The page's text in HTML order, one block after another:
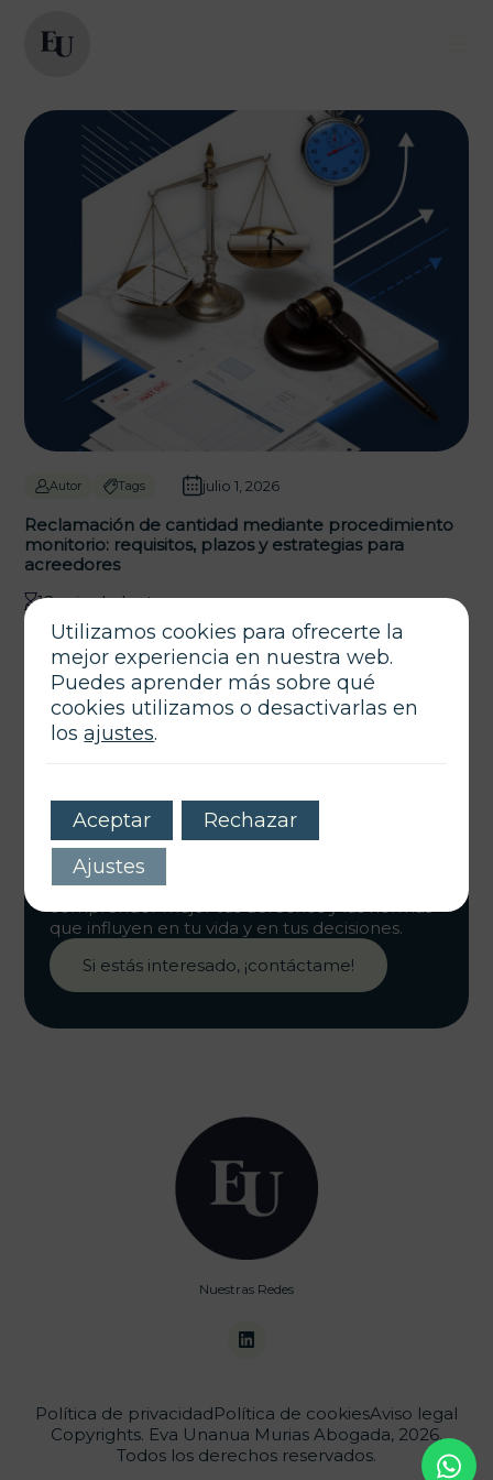
Autor Tags julio 1, 2026
Reclamación de cantidad mediante procedimiento
monitorio: requisitos, plazos y estrategias para
acreedores
12 min de lectura
Actualidad Jurídica
Bienvenido alB log jurídico del Despacho
espacio donde comparto mis conocimientos,
ideas y herramientas legales para ayudarte a
comprender mejor tus derechos y las normas
que influyen en tu vida y en tus decisiones.
Si estás interesado, ¡contáctame!
Nuestras Redes
Copyrights. Eva Unanua Murias Abogada, 2026.
Todos los derechos reservados.
Política de privacidadPolítica de cookiesAviso legal
Utilizamos cookies para ofrecerte la
mejor experiencia en nuestra web.
Puedes aprender más sobre qué
cookies utilizamos o desactivarlas en
losajustes.
Aceptar
Rechazar
Ajustes